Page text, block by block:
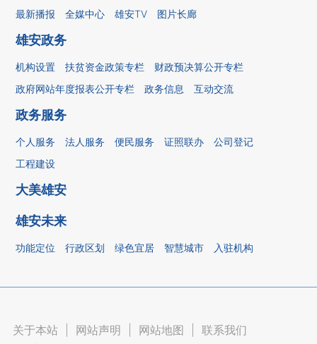
最新播报 全媒中心 雄安TV 图片长廊
雄安政务
机构设置 扶贫资金政策专栏
财政预决算公开专栏
政府网站年度报表公开专栏
政务信息 互动交流
政务服务
个人服务 法人服务 便民服务 证照联办
公司登记
工程建设
大美雄安
雄安未来
功能定位 行政区划 绿色宜居 智慧城市 入驻机构
关于本站 网站声明 网站地图 联系我们